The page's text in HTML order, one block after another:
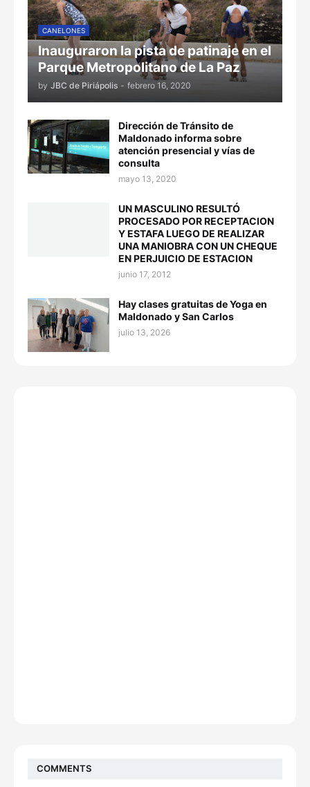
CANELONES
Inauguraron la pista de patinaje en el
Parque Metropolitano de La Paz
by JBC de Piriápolis - febrero 16, 2020
Dirección de Tránsito de
Maldonado informa sobre
atención presencial y vías de
consulta
mayo 13, 2020
UN MASCULINO RESULTÓ
PROCESADO POR RECEPTACION
Y ESTAFA LUEGO DE REALIZAR
UNA MANIOBRA CON UN CHEQUE
EN PERJUICIO DE ESTACION
junio 17, 2012
Hay clases gratuitas de Yoga en
Maldonado y San Carlos
julio 13, 2026
COMMENTS